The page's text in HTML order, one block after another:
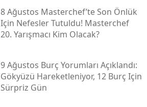
8 Ağustos Masterchef’te Son Önlük
Için Nefesler Tutuldu! Masterchef
20. Yarışmacı Kim Olacak?
9 Ağustos Burç Yorumları Açıklandı:
Gökyüzü Hareketleniyor, 12 Burç Için
Sürpriz Gün